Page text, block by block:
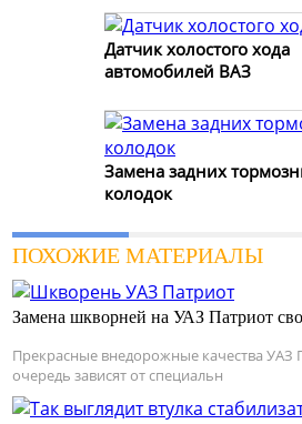
Датчик холостого хода
автомобилей ВАЗ
Замена задних
колодок
ПОХОЖИЕ МАТЕРИАЛЫ
Замена шкворней на УАЗ Патриот
Прекрасные внедорожные качества УАЗ
очередь зависят от специальн